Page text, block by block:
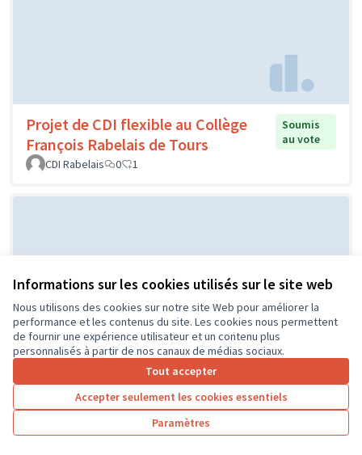
Informations sur les cookies utilisés sur le site web
Nous utilisons des cookies sur notre site Web pour améliorer la
performance et les contenus du site. Les cookies nous permettent
de fournir une expérience utilisateur et un contenu plus
personnalisés à partir de nos canaux de médias sociaux.
Tout accepter
Accepter seulement les cookies essentiels
Paramètres
Projet de CDI flexible au Collège
François Rabelais de Tours
Soumis
au vote
CDI Rabelais
0 1
Projet d'un city stade par le CME
de l'Île Bouchard
Soumis au
vote